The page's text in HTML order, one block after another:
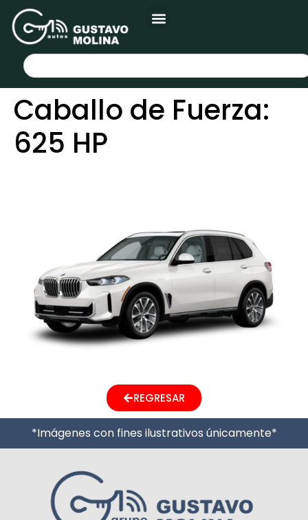
Caballo de Fuerza:
625 HP
REGRESAR
*Imágenes con fines ilustrativos únicamente*